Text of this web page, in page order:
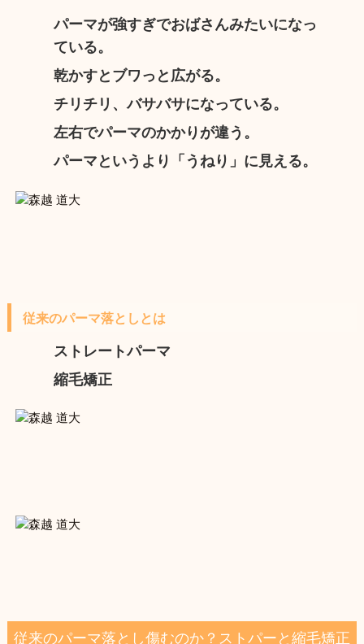
パーマが強すぎでおばさんみたいになっ
ている。
乾かすとブワっと広がる。
チリチリ、バサバサになっている。
左右でパーマのかかりが違う。
パーマというより「うねり」に見える。
従来のパーマ落としとは
ストレートパーマ
縮毛矯正
従来のパーマ落とし傷むのか？ストパーと縮毛矯正